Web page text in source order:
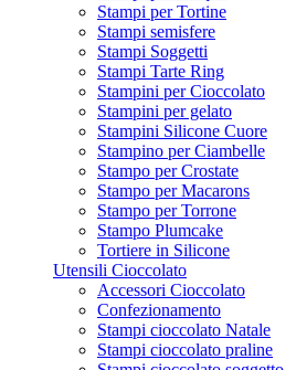
Stampi per Tortine
Stampi semisfere
Stampi Soggetti
Stampi Tarte Ring
Stampini per Cioccolato
Stampini per gelato
Stampini Silicone Cuore
Stampino per Ciambelle
Stampo per Crostate
Stampo per Macarons
Stampo per Torrone
Stampo Plumcake
Tortiere in Silicone
Utensili Cioccolato
Accessori Cioccolato
Confezionamento
Stampi cioccolato Natale
Stampi cioccolato praline